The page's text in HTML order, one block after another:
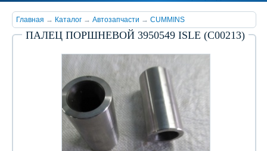
Главная → Каталог → Автозапчасти → CUMMINS
ПАЛЕЦ ПОРШНЕВОЙ 3950549 ISLE (С00213)